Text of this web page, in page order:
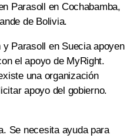
Parasoll en Cochabamba,
de Bolivia.
Parasoll en Suecia apoyen
el apoyo de MyRight.
una organización
apoyo del gobierno.
Se necesita ayuda para